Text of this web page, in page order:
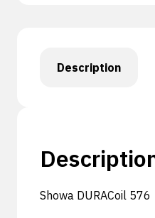
Description
Showa DURACoil 576